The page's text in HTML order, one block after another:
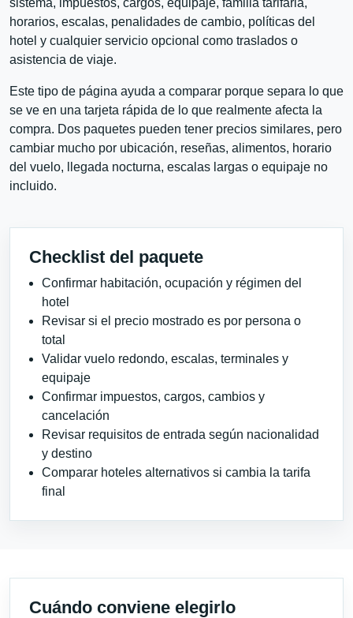
horarios, escalas, penalidades de cambio, políticas del
hotel y cualquier servicio opcional como traslados o
asistencia de viaje.
Este tipo de página ayuda a comparar porque separa lo que
se ve en una tarjeta rápida de lo que realmente afecta la
compra. Dos paquetes pueden tener precios similares, pero
cambiar mucho por ubicación, reseñas, alimentos, horario
del vuelo, llegada nocturna, escalas largas o equipaje no
incluido.
Checklist del paquete
Confirmar habitación, ocupación y régimen del
hotel
Revisar si el precio mostrado es por persona o
total
Validar vuelo redondo, escalas, terminales y
equipaje
Confirmar impuestos, cargos, cambios y
cancelación
Revisar requisitos de entrada según nacionalidad
y destino
Comparar hoteles alternativos si cambia la tarifa
final
Cuándo conviene elegirlo